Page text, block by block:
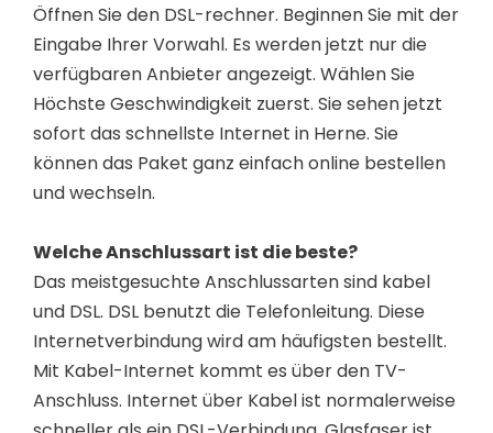
Öffnen Sie den DSL-rechner. Beginnen Sie mit der
Eingabe Ihrer Vorwahl. Es werden jetzt nur die
verfügbaren Anbieter angezeigt. Wählen Sie
Höchste Geschwindigkeit zuerst. Sie sehen jetzt
sofort das schnellste Internet in Herne. Sie
können das Paket ganz einfach online bestellen
und wechseln.
Welche Anschlussart ist die beste?
Das meistgesuchte Anschlussarten sind kabel
und DSL. DSL benutzt die Telefonleitung. Diese
Internetverbindung wird am häufigsten bestellt.
Mit Kabel-Internet kommt es über den TV-
Anschluss. Internet über Kabel ist normalerweise